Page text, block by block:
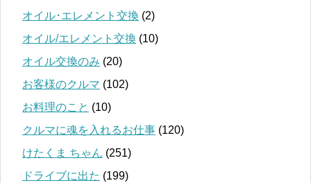
オイル･エレメント交換 (2)
オイル/エレメント交換 (10)
オイル交換のみ (20)
お客様のクルマ (102)
お料理のこと (10)
クルマに魂を入れるお仕事 (120)
けたくま ちゃん (251)
ドライブに出た (199)